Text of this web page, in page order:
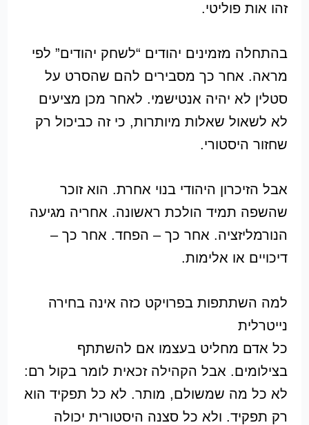
זהו אות פוליטי.
בהתחלה מזמינים יהודים “לשחק יהודים” לפי
מראה. אחר כך מסבירים להם שהסרט על
סטלין לא יהיה אנטישמי. לאחר מכן מציעים
לא לשאול שאלות מיותרות, כי זה כביכול רק
שחזור היסטורי.
אבל הזיכרון היהודי בנוי אחרת. הוא זוכר
שהשפה תמיד הולכת ראשונה. אחריה מגיעה
הנורמליזציה. אחר כך – הפחד. אחר כך –
דיכויים או אלימות.
למה השתתפות בפרויקט כזה אינה בחירה
נייטרלית
כל אדם מחליט בעצמו אם להשתתף
בצילומים. אבל הקהילה זכאית לומר בקול רם:
לא כל מה שמשולם, מותר. לא כל תפקיד הוא
רק תפקיד. ולא כל סצנה היסטורית יכולה